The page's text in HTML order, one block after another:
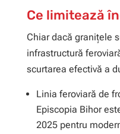
Ce limitează
Chiar dacă granițele
infrastructură
scurtarea efectivă a
Linia feroviară de
Episcopia Bihor
2025 pentru